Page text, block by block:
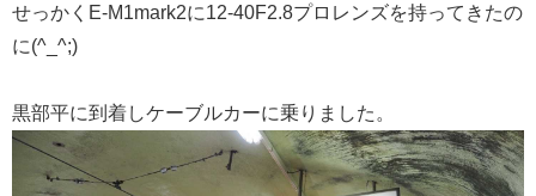
せっかくE-M1mark2に12-40F2.8プロレンズを持ってきたの
に(^_^;)
黒部平に到着しケーブルカーに乗りました。